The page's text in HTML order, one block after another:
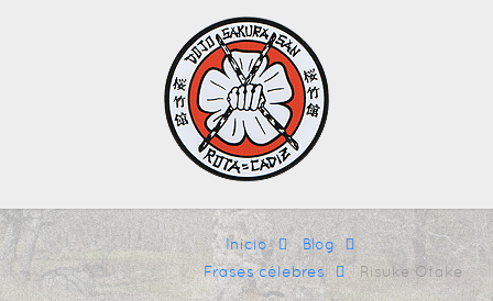
Inicio
Blog
Frases célebres
Risuke Otake